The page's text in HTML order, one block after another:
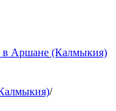
в Аршане (Калмыкия)
/